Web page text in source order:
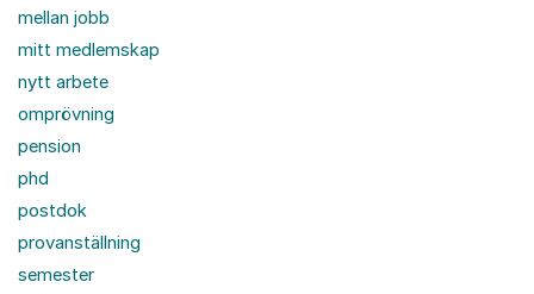
mellan jobb
mitt medlemskap
nytt arbete
omprövning
pension
phd
postdok
provanställning
semester